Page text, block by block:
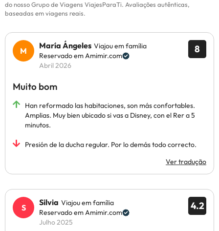
do nosso Grupo de Viagens ViajesParaTi. Avaliações autênticas,
baseadas em viagens reais.
8
María Ángeles Viajou em família
Reservado em Amimir.com
Abril 2026
Muito bom
Han reformado las habitaciones, son más confortables.
Amplias. Muy bien ubicado si vas a Disney, con el Rer a 5
minutos.
Presión de la ducha regular. Por lo demás todo correcto.
Ver tradução
4.2
Silvia Viajou em família
Reservado em Amimir.com
Julho 2025